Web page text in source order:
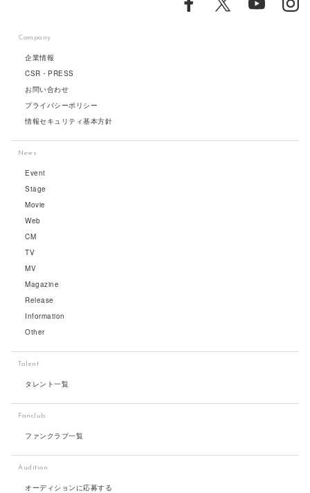
Company
企業情報
CSR・PRESS
お問い合わせ
プライバシーポリシー
情報セキュリティ基本方針
News
Event
Stage
Movie
Web
CM
TV
MV
Magazine
Release
Information
Other
Talent
タレント一覧
Fanclub
ファンクラブ一覧
Audition
オーディションに応募する